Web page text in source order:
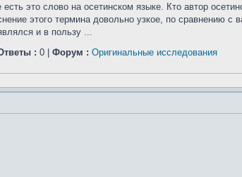
это слово на осетинском языке. Кто автор
этого термина довольно узкое, по сравнению с
и в пользу ...
: 0 | Форум : Оригинальные исследования